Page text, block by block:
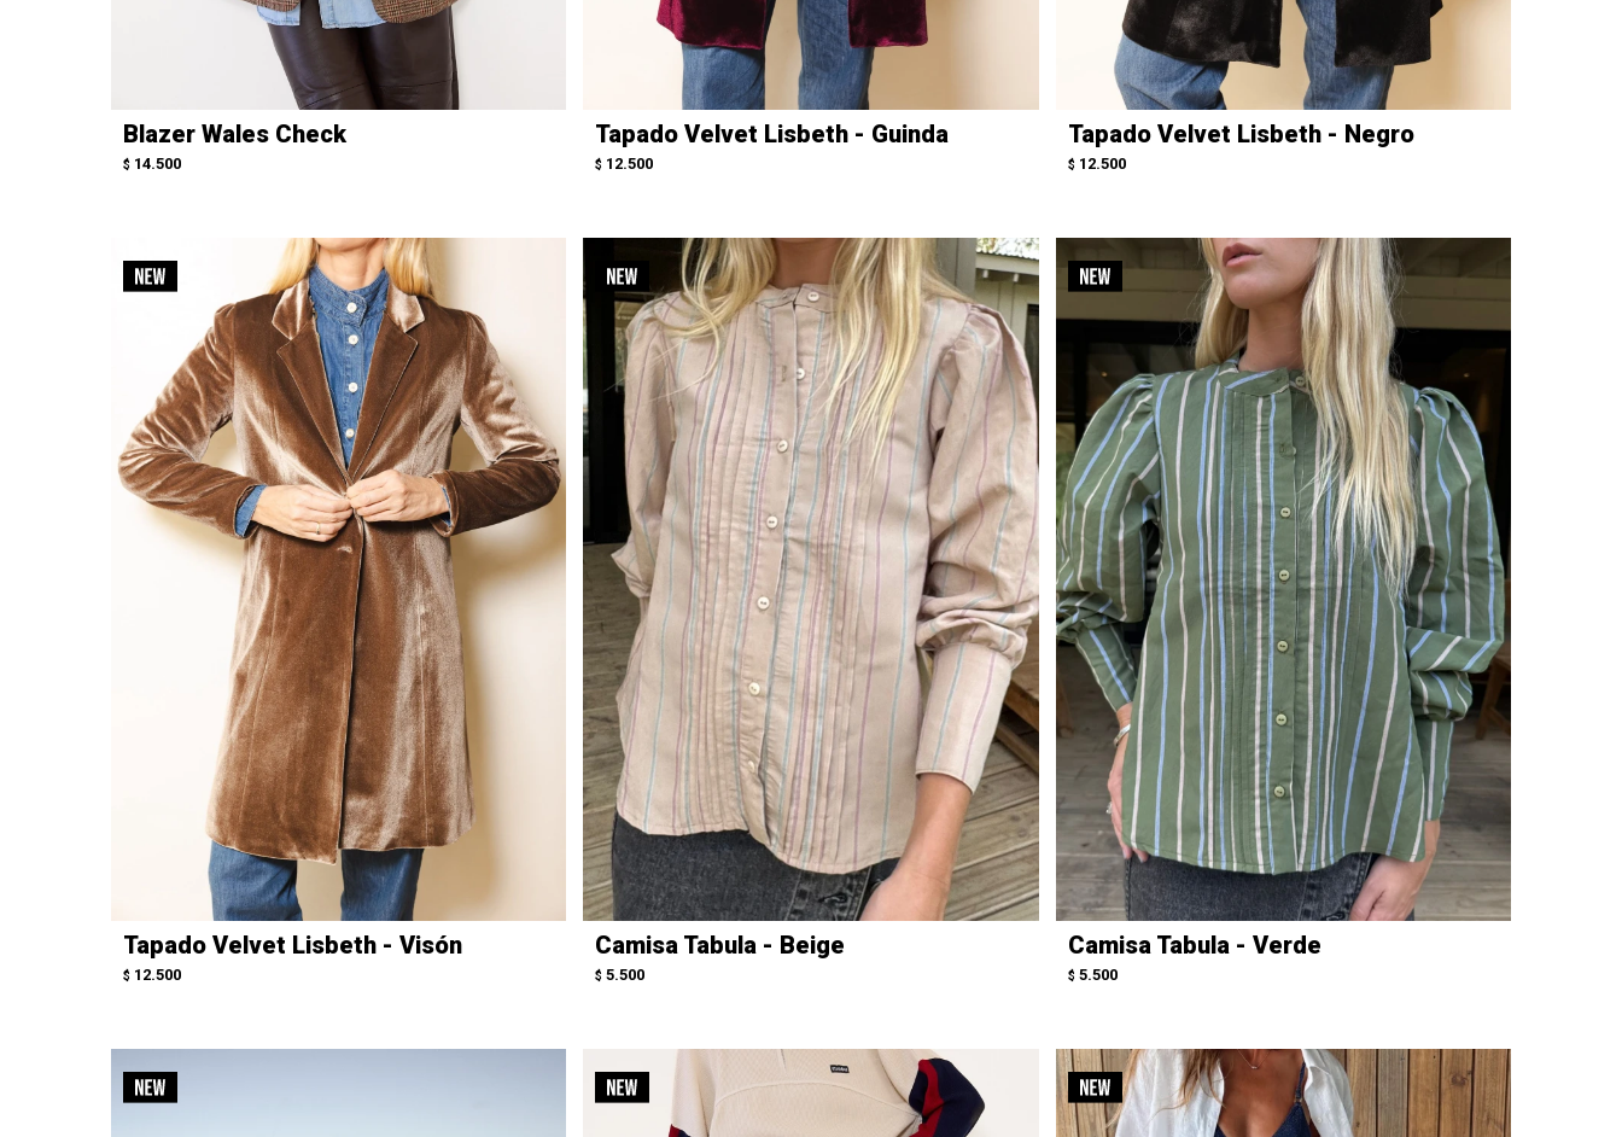
Blazer Wales Check
$ 14.500
Tapado Velvet Lisbeth - Guinda
$ 12.500
Tapado Velvet Lisbeth - Negro
$ 12.500
Tapado Velvet Lisbeth - Visón
$ 12.500
Camisa Tabula - Beige
$ 5.500
Camisa Tabula - Verde
$ 5.500